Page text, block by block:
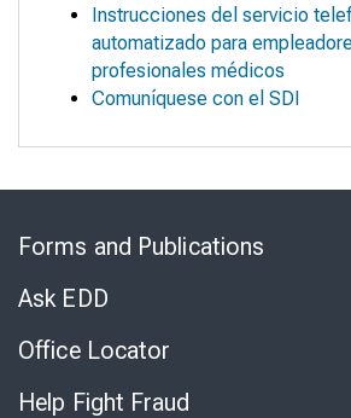
Instrucciones del servicio
automatizado para
profesionales médicos
Comuníquese con el SDI
Forms and Publications
Ask EDD
Office Locator
Help Fight Fraud